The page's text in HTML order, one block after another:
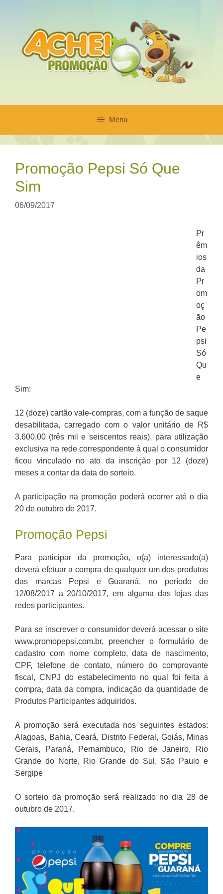
conteúdo
Menu
Promoção Pepsi Só Que
Sim
06/09/2017
Pr
êm
ios
da
Pr
om
oç
ão
Pe
psi
Só
Qu
e
Sim:
12 (doze) cartão vale-compras, com a função de saque
desabilitada, carregado com o valor unitário de R$
3.600,00 (três mil e seiscentos reais), para utilização
exclusiva na rede correspondente à qual o consumidor
ficou vinculado no ato da inscrição por 12 (doze)
meses a contar da data do sorteio.
A participação na promoção poderá ocorrer até o dia
20 de outubro de 2017.
Promoção Pepsi
Para participar da promoção, o(a) interessado(a)
deverá efetuar a compra de qualquer um dos produtos
das marcas Pepsi e Guaraná, no período de
12/08/2017 a 20/10/2017, em alguma das lojas das
redes participantes.
Para se inscrever o consumidor deverá acessar o site
www.promopepsi.com.br, preencher o formulário de
cadastro com nome completo, data de nascimento,
CPF, telefone de contato, número do comprovante
fiscal, CNPJ do estabelecimento no qual foi feita a
compra, data da compra, indicação da quantidade de
Produtos Participantes adquiridos.
A promoção será executada nos seguintes estados:
Alagoas, Bahia, Ceará, Distrito Federal, Goiás, Minas
Gerais, Paraná, Pernambuco, Rio de Janeiro, Rio
Grande do Norte, Rio Grande do Sul, São Paulo e
Sergipe
O sorteio da promoção será realizado no dia 28 de
outubro de 2017.